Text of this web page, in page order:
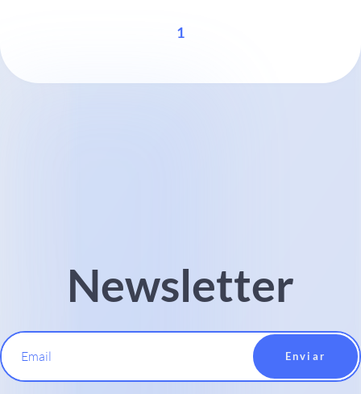
1
Newsletter
Email